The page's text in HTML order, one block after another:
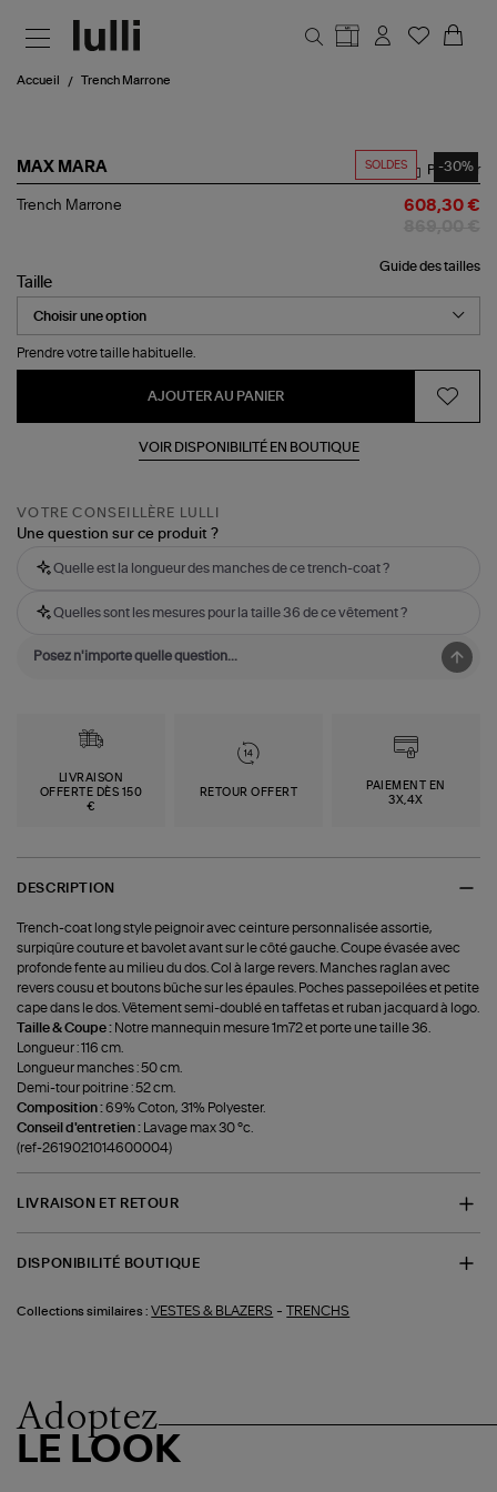
Accueil Trench Marrone
SOLDES -30%
MAX MARA
Trench
Partager
Trench Marrone 608,30 €
Guide des tailles
Taille
Prendre votre taille habituelle.
AJOUTER AU PANIER
VOIR DISPONIBILITÉ EN BOUTIQUE
VOTRE CONSEILLÈRE LULLI
Une question sur ce produit ?
Quelle est la longueur des manches de ce trench-coat ?
Quelles sont les mesures pour la taille 36 de ce vêtement ?
LIVRAISON
OFFERTE DÈS 150
€
RETOUR OFFERT
PAIEMENT EN
3X,4X
DESCRIPTION
Trench-coat long style peignoir avec ceinture personnalisée assortie,
surpiqûre couture et bavolet avant sur le côté gauche. Coupe évasée avec
profonde fente au milieu du dos. Col à large revers. Manches raglan avec
revers cousu et boutons bûche sur les épaules. Poches passepoilées et petite
cape dans le dos. Vêtement semi-doublé en taffetas et ruban jacquard à logo.
Taille & Coupe : Notre mannequin mesure 1m72 et porte une taille 36.
Longueur : 116 cm.
Longueur manches : 50 cm.
Demi-tour poitrine : 52 cm.
Composition :69% Coton, 31% Polyester.
Conseil d'entretien : Lavage max 30 °c.
(ref-2619021014600004)
LIVRAISON ET RETOUR
DISPONIBILITÉ BOUTIQUE
Collections similaires : VESTES & BLAZERS -TRENCHS
Adoptez
LE LOOK